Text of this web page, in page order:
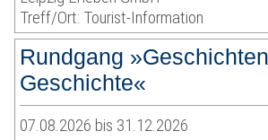
Treff/Ort: Tourist-Information
Rundgang
Geschichte«
07.08.2026 bis 31.12.2026